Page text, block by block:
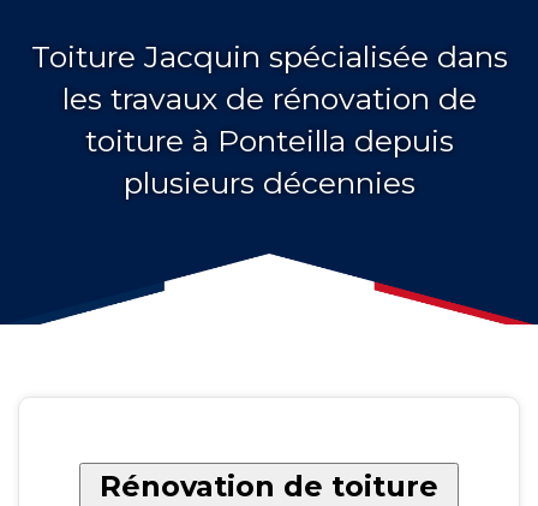
Toiture Jacquin spécialisée dans
les travaux de rénovation de
toiture à Ponteilla depuis
plusieurs décennies
Rénovation de toiture